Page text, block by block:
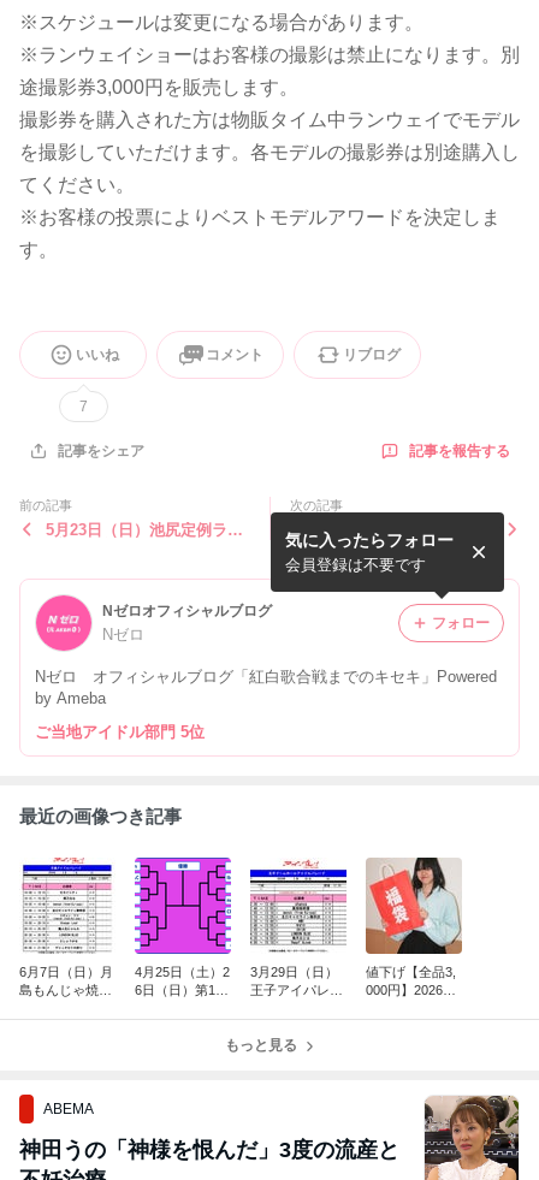
※スケジュールは変更になる場合があります。
※ランウェイショーはお客様の撮影は禁止になります。別
途撮影券3,000円を販売します。
撮影券を購入された方は物販タイム中ランウェイでモデル
を撮影していただけます。各モデルの撮影券は別途購入し
てください。
※お客様の投票によりベストモデルアワードを決定しま
す。
いいね
7
コメント リブログ
記事をシェア 記事を報告する
前の記事
5月23日（日）池尻定例ライ
次の記事
5月10日（日）カンドウ社内
大運動会 Nゼロリンピック
2026
Nゼロオフィシャルブログ
Nゼロ
Nゼロ オフィシャルブログ「紅白歌合戦までのキセキ」Powered
by Ameba
気に入ったらフォロー
会員登録は不要です
フォロー
ご当地アイドル部門 5位
最近の画像つき記事
6月7日（日）月
島もんじゃ焼き
4月25日（土）2
6日（日）第1回
3月29日（日）
王子アイパレ～
値下げ【全品3,
000円】2026年
もっと見る
ABEMA
神田うの「神様を恨んだ」3度の流産と